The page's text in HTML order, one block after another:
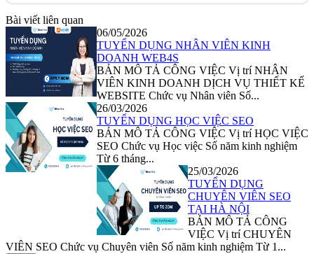
Bài viết liên quan
06/05/2026
TUYỂN DỤNG NHÂN VIÊN KINH
DOANH WEB4S
BẢN MÔ TẢ CÔNG VIỆC Vị trí NHÂN
VIÊN KINH DOANH DỊCH VỤ THIẾT KẾ
WEBSITE Chức vụ Nhân viên Số...
26/03/2026
TUYỂN DỤNG HỌC VIỆC SEO
BẢN MÔ TẢ CÔNG VIỆC Vị trí HỌC VIỆC
SEO Chức vụ Học việc Số năm kinh nghiệm
Từ 6 tháng...
25/03/2026
TUYỂN DỤNG
CHUYÊN VIÊN SEO
TẠI HÀ NỘI
BẢN MÔ TẢ CÔNG
VIỆC Vị trí CHUYÊN
VIÊN SEO Chức vụ Chuyên viên Số năm kinh nghiệm Từ 1...